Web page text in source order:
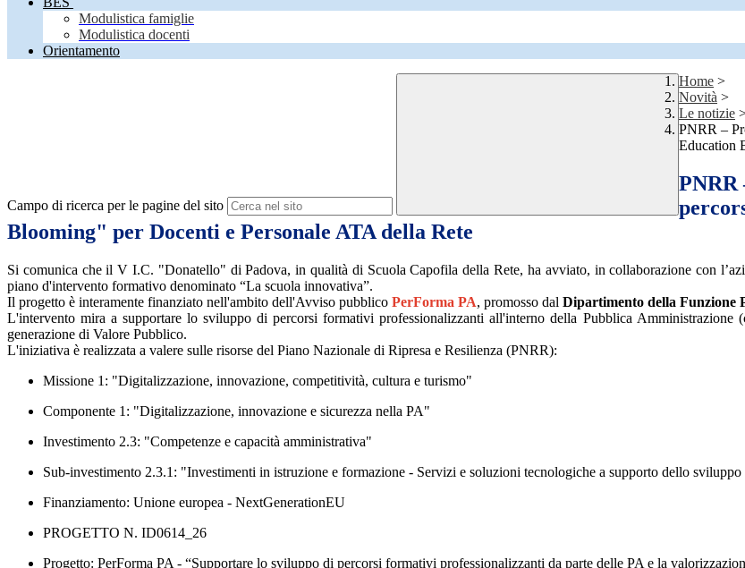
Modulistica famiglie
Modulistica docenti
Orientamento
Campo di ricerca per le pagine del sito
Home >
Novità >
Le notizie
PNRR –
Education
PNRR
Blooming" per Docenti e Personale ATA della Rete
Si comunica che il V I.C. "Donatello" di Padova, in qualità di Scuola Capofila della Rete, ha avviato, in collaborazione con
piano d'intervento formativo denominato “La scuola innovativa”.
Il progetto è interamente finanziato nell'ambito dell'Avviso pubblico PerForma PA, promosso dal Dipartimento della Funzione
L'intervento mira a supportare lo sviluppo di percorsi formativi professionalizzanti all'interno della Pubblica Amministrazione
generazione di Valore Pubblico.
L'iniziativa è realizzata a valere sulle risorse del Piano Nazionale di Ripresa e Resilienza (PNRR):
Missione 1: "Digitalizzazione, innovazione, competitività, cultura e turismo"
Componente 1: "Digitalizzazione, innovazione e sicurezza nella PA"
Investimento 2.3: "Competenze e capacità amministrativa"
Sub-investimento 2.3.1: "Investimenti in istruzione e formazione - Servizi e soluzioni tecnologiche a supporto dello
Finanziamento: Unione europea - NextGenerationEU
PROGETTO N. ID0614_26
Progetto: PerForma PA - “Supportare lo sviluppo di percorsi formativi professionalizzanti da parte delle PA e la